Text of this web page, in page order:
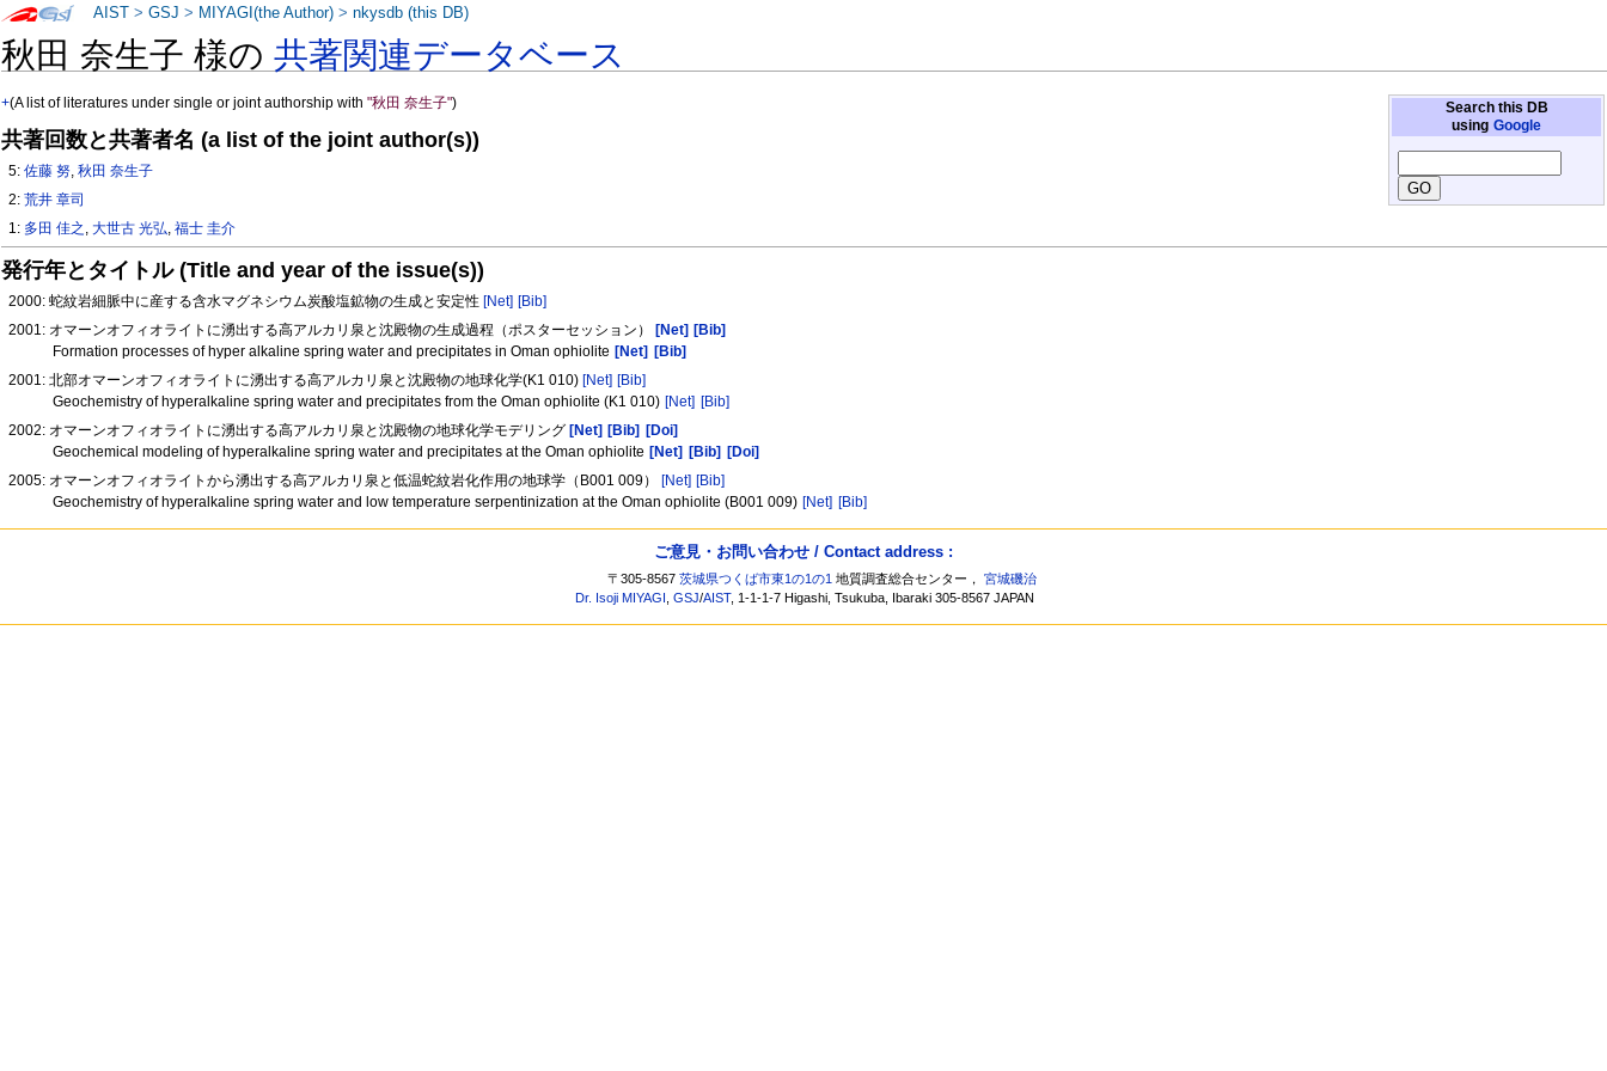
秋田 奈生子 様の共著関連データベース
Search this DB
using Google
+(A list of literatures under single or joint authorship with"秋田 奈生子")
共著回数と共著者名 (a list of the joint author(s))
5:佐藤 努,秋田 奈生子
2:荒井 章司
1: 多田 佳之 ,大世古 光弘,福士 圭介
発行年とタイトル (Title and year of the issue(s))
2000: 蛇紋岩細脈中に産する含水マグネシウム炭酸塩鉱物の生成と安定性 [Net] [Bib]
2001: オマーンオフィオライトに湧出する高アルカリ泉と沈殿物の生成過程（ポスターセッション）
[Net] [Bib]
Formation processes of hyper alkaline spring water and precipitates in Oman ophiolite [Net]
[Bib]
2001: 北部オマーンオフィオライトに湧出する高アルカリ泉と沈殿物の地球化学(K1 010) [Net] [Bib]
Geochemistry of hyperalkaline spring water and precipitates from the Oman ophiolite (K1 010) [Net] [Bib]
2002: オマーンオフィオライトに湧出する高アルカリ泉と沈殿物の地球化学モデリング [Net] [Bib]
[Doi]
Geochemical modeling of hyperalkaline spring water and precipitates at the Oman ophiolite [Net] [Bib]
[Doi]
2005: オマーンオフィオライトから湧出する高アルカリ泉と低温蛇紋岩化作用の地球学（B001 009） [Net] [Bib]
Geochemistry of hyperalkaline spring water and low temperature serpentinization at the Oman ophiolite (B001 009) [Net] [Bib]
AIST >GSJ > MIYAGI(the Author) >nkysdb (this DB)
ご意見・お問い合わせ / Contact address :
〒305-8567茨城県つくば市東1の1の1 地質調査総合センター，宮城磯治
Dr. Isoji MIYAGI
,GSJ/AIST, 1-1-1-7 Higashi, Tsukuba, Ibaraki 305-8567 JAPAN